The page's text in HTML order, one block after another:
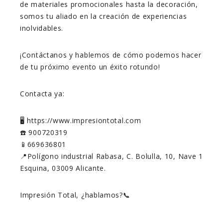
de materiales promocionales hasta la decoración,
somos tu aliado en la creación de experiencias
inolvidables.
¡Contáctanos y hablemos de cómo podemos hacer
de tu próximo evento un éxito rotundo!
Contacta ya:
🖥️ https://www.impresiontotal.com
☎️ 900720319
📱669636801
📍Polígono industrial Rabasa, C. Bolulla, 10, Nave 1
Esquina, 03009 Alicante.
Impresión Total, ¿hablamos?📞